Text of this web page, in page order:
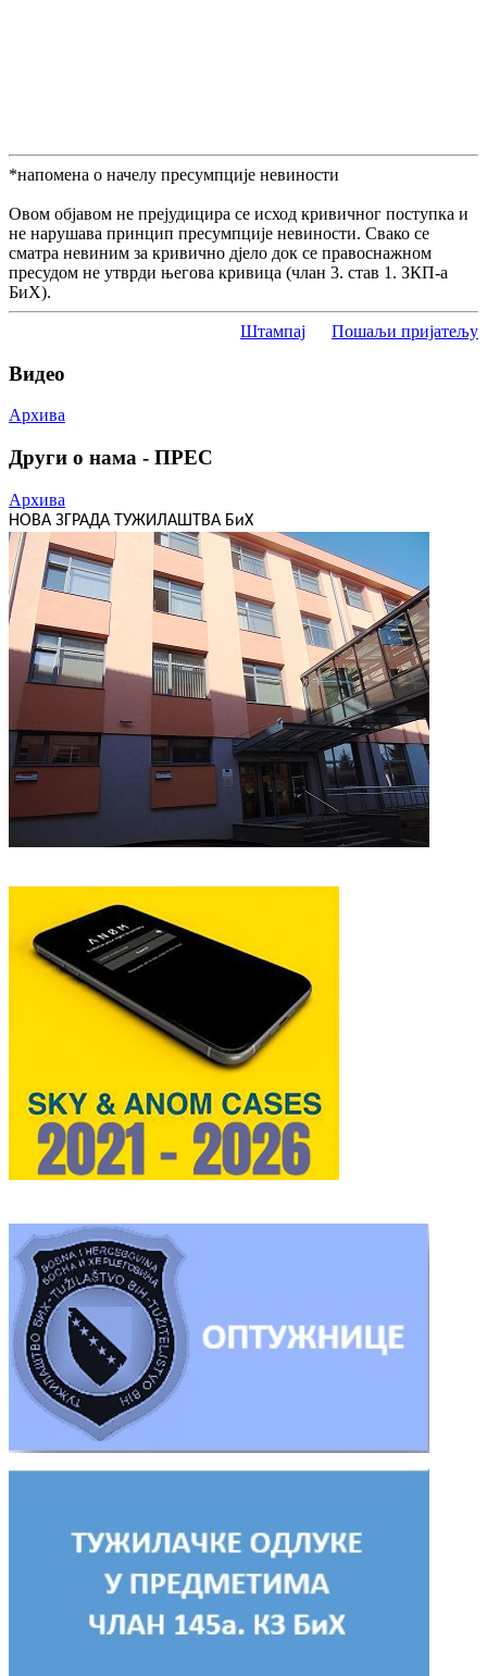
*напомена о начелу пресумпције невиности
Овом објавом не прејудицира се исход кривичног поступка и
не нарушава принцип пресумпције невиности. Свако се
сматра невиним за кривично дјело док се правоснажном
пресудом не утврди његова кривица (члан 3. став 1. ЗКП-а
БиХ).
Штампај Пошаљи пријатељу
Видео
Архива
Други о нама - ПРЕС
Архива
НОВА ЗГРАДА ТУЖИЛАШТВА БиХ